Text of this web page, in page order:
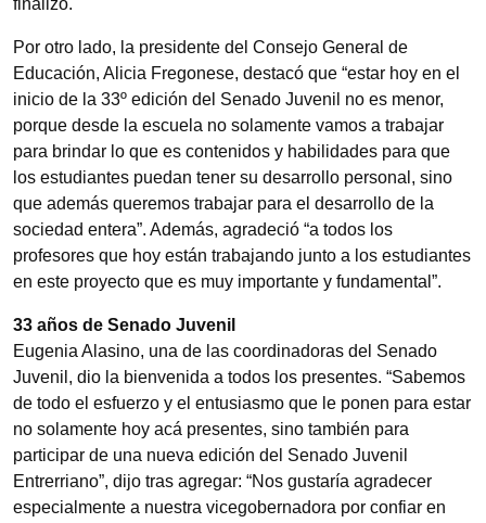
Por otro lado, la presidente del Consejo General de
Educación, Alicia Fregonese, destacó que “estar hoy en el
inicio de la 33º edición del Senado Juvenil no es menor,
porque desde la escuela no solamente vamos a trabajar
para brindar lo que es contenidos y habilidades para que
los estudiantes puedan tener su desarrollo personal, sino
que además queremos trabajar para el desarrollo de la
sociedad entera”. Además, agradeció “a todos los
profesores que hoy están trabajando junto a los estudiantes
en este proyecto que es muy importante y fundamental”.
33 años de Senado Juvenil
Eugenia Alasino, una de las coordinadoras del Senado
Juvenil, dio la bienvenida a todos los presentes. “Sabemos
de todo el esfuerzo y el entusiasmo que le ponen para estar
no solamente hoy acá presentes, sino también para
participar de una nueva edición del Senado Juvenil
Entrerriano”, dijo tras agregar: “Nos gustaría agradecer
especialmente a nuestra vicegobernadora por confiar en